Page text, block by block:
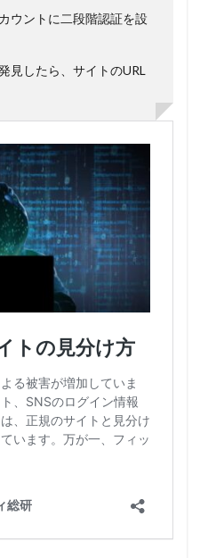
ウントに二段階認証を設
見したら、サイトのURL